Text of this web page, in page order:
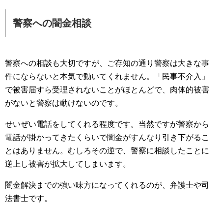
警察への闇金相談
警察への相談も大切ですが、ご存知の通り警察は大きな事
件にならないと本気で動いてくれません。「民事不介入」
で被害届すら受理されないことがほとんどで、肉体的被害
がないと警察は動けないのです。
せいぜい電話をしてくれる程度です。当然ですが警察から
電話が掛かってきたくらいで闇金がすんなり引き下がるこ
とはありません。むしろその逆で、警察に相談したことに
逆上し被害が拡大してしまいます。
闇金解決までの強い味方になってくれるのが、弁護士や司
法書士です。